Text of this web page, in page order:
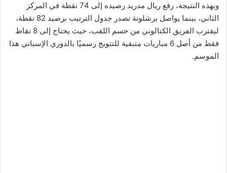
وبهذه النتيجة، رفع ريال مدريد رصيده إلى 74 نقطة في المركز
الثاني، بينما يواصل برشلونة تصدر جدول الترتيب برصيد 82 نقطة،
ليقترب الفريق الكتالوني من حسم اللقب، حيث يحتاج إلى 8 نقاط
فقط من أصل 6 مباريات متبقية للتتويج رسميًا بالدوري الإسباني هذا
الموسم.